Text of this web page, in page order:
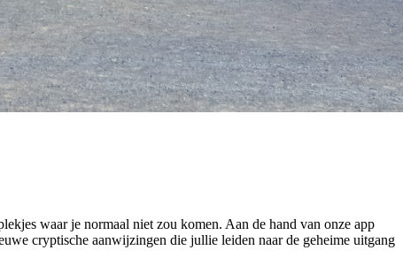
waar je normaal niet zou komen. Aan de hand van onze app
cryptische aanwijzingen die jullie leiden naar de geheime uitgang